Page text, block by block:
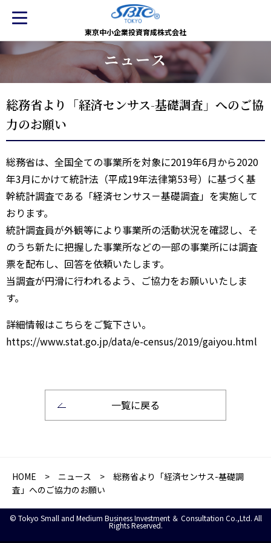
東京中小企業投資育成株式会社
ニュース
総務省より「経済センサス-基礎調査」へのご協
力のお願い
総務省は、全国全ての事業所を対象に2019年6月から2020
年3月にかけて統計法（平成19年法律第53号）に基づく基
幹統計調査である「経済センサス－基礎調査」を実施して
おります。
統計調査員が外観等により事業所の活動状況を確認し、そ
のうち新たに把握した事業所などの一部の事業所には調査
票を配布し、回答を依頼いたします。
当調査が円滑に行われるよう、ご協力をお願いいたしま
す。
詳細情報はこちらをご覧下さい。
https://www.stat.go.jp/data/e-census/2019/gaiyou.html
一覧に戻る
HOME > ニュース > 総務省より「経済センサス-基礎調
査」へのご協力のお願い
© Tokyo Small and Medium Business Investment ＆ Consultation Co.,Ltd. All
Rights Reserved.